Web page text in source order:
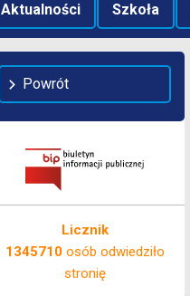
Aktualności Szkoła
Powrót
Licznik
1345710osób odwiedziło
stronię